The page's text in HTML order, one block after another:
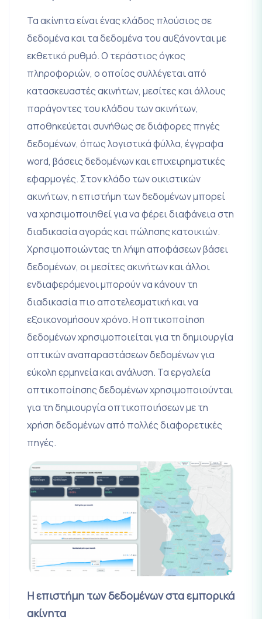
Τα ακίνητα είναι ένας κλάδος πλούσιος σε
δεδομένα και τα δεδομένα του αυξάνονται με
εκθετικό ρυθμό. Ο τεράστιος όγκος
πληροφοριών, ο οποίος συλλέγεται από
κατασκευαστές ακινήτων, μεσίτες και άλλους
παράγοντες του κλάδου των ακινήτων,
αποθηκεύεται συνήθως σε διάφορες πηγές
δεδομένων, όπως λογιστικά φύλλα, έγγραφα
word, βάσεις δεδομένων και επιχειρηματικές
εφαρμογές. Στον κλάδο των οικιστικών
ακινήτων, η επιστήμη των δεδομένων μπορεί
να χρησιμοποιηθεί για να φέρει διαφάνεια στη
διαδικασία αγοράς και πώλησης κατοικιών.
Χρησιμοποιώντας τη λήψη αποφάσεων βάσει
δεδομένων, οι μεσίτες ακινήτων και άλλοι
ενδιαφερόμενοι μπορούν να κάνουν τη
διαδικασία πιο αποτελεσματική και να
εξοικονομήσουν χρόνο. Η οπτικοποίηση
δεδομένων χρησιμοποιείται για τη δημιουργία
οπτικών αναπαραστάσεων δεδομένων για
εύκολη ερμηνεία και ανάλυση. Τα εργαλεία
οπτικοποίησης δεδομένων χρησιμοποιούνται
για τη δημιουργία οπτικοποιήσεων με τη
χρήση δεδομένων από πολλές διαφορετικές
πηγές.
Η επιστήμη των δεδομένων στα εμπορικά
ακίνητα